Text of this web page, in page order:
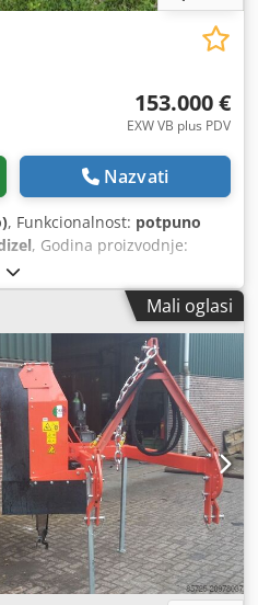
153.000 €
EXW VB plus PDV
Nazvati
, Funkcionalnost: potpuno
, Godina proizvodnje:
širom svijeta Chsdpfxek
Mali oglasi